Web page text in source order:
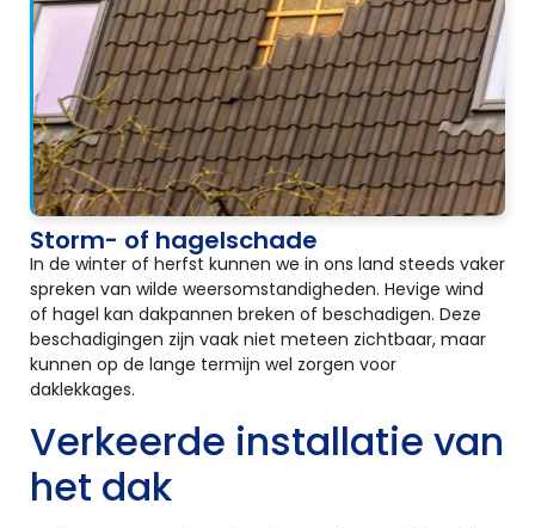
Storm- of hagelschade
In de winter of herfst kunnen we in ons land steeds vaker
spreken van wilde weersomstandigheden. Hevige wind
of hagel kan dakpannen breken of beschadigen. Deze
beschadigingen zijn vaak niet meteen zichtbaar, maar
kunnen op de lange termijn wel zorgen voor
daklekkages.
Verkeerde installatie van
het dak